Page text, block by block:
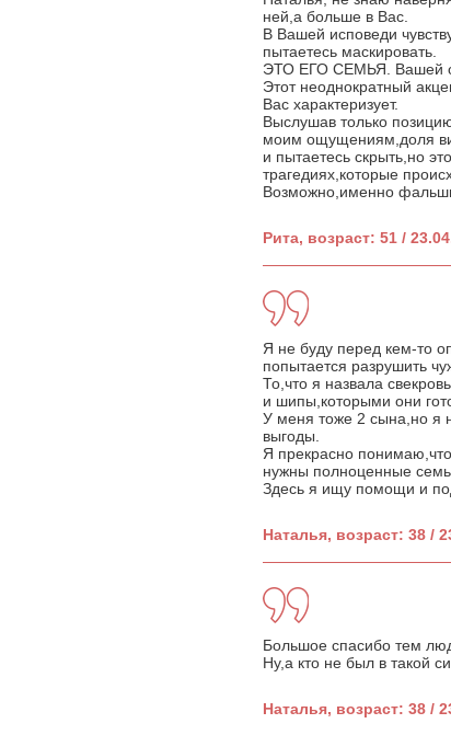
ней,а больше в Вас.
В Вашей исповеди
пытаетесь маскировать.
ЭТО ЕГО СЕМЬЯ. Вашей
Этот неоднократный
Вас характеризует.
Выслушав только
моим ощущениям,доля
и пытаетесь скрыть,но
трагедиях,которые
Возможно,именно
Рита, возраст: 51 /
Я не буду перед кем-то
попытается разрушить
То,что я назвала
и шипы,которыми они
У меня тоже 2 сына,но я
выгоды.
Я прекрасно
нужны полноценные
Здесь я ищу помощи и
Наталья, возраст: 38 /
Большое спасибо тем
Ну,а кто не был в такой
Наталья, возраст: 38 /